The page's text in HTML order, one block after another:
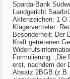
Sparda-Bank
Landgericht
Aktenzeichen: 1 O
Klägervertreter:
Besonderheit: Der
Kraft getretenen
Formulierung:
erst, nachdem der
Absatz 2BGB